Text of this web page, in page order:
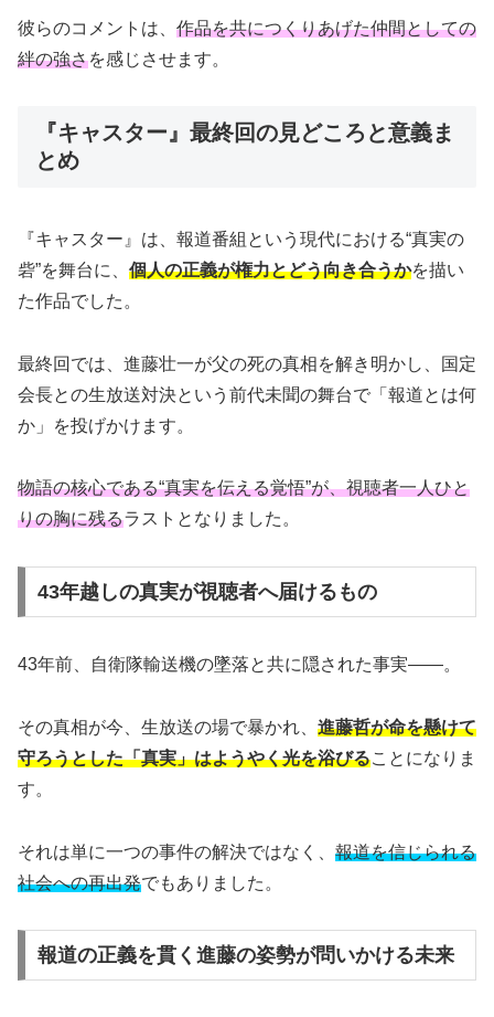
彼らのコメントは、 作品を共につくりあげた仲間としての
絆の強さを感じさせます。
『キャスター』最終回の見どころと意義ま
とめ
『キャスター』は、報道番組という現代における“真実の
砦”を舞台に、 個人の正義が権力とどう向き合うかを描い
た作品でした。
最終回では、進藤壮一が父の死の真相を解き明かし、国定
会長との生放送対決という前代未聞の舞台で「報道とは何
か」を投げかけます。
物語の核心である“真実を伝える覚悟”が、視聴者一人ひと
りの胸に残るラストとなりました。
43年越しの真実が視聴者へ届けるもの
43年前、自衛隊輸送機の墜落と共に隠された事実――。
その真相が今、生放送の場で暴かれ、 進藤哲が命を懸けて
守ろうとした「真実」はようやく光を浴びることになりま
す。
それは単に一つの事件の解決ではなく、 報道を信じられる
社会への再出発でもありました。
報道の正義を貫く進藤の姿勢が問いかける未来